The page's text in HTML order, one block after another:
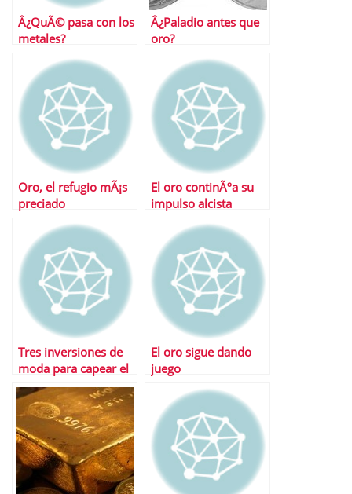
Â¿QuÃ© pasa con los
metales?
Â¿Paladio antes que
oro?
Oro, el refugio mÃ¡s
preciado
El oro continÃºa su
impulso alcista
Tres inversiones de
moda para capear el
temporal
El oro sigue dando
juego